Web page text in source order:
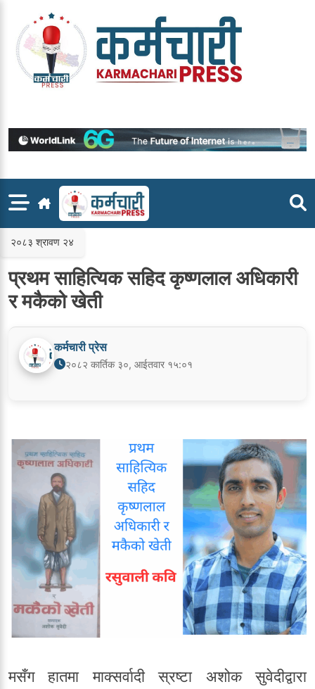
content
२०८३ श्रावण २४
प्रथम साहित्यिक सहिद कृष्णलाल अधिकारी
र मकैको खेती
कर्मचारी प्रेस
२०८२ कार्तिक ३०, आईतवार १५:०१
मसँग हातमा माक्सर्वादी स्रष्टा अशोक सुवेदीद्वारा